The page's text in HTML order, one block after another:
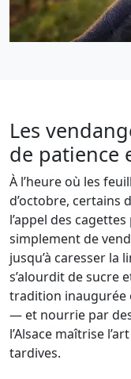
Les
de patience
À l’heure où les
d’octobre, certains
l’appel des
simplement de
jusqu’à caresser la
s’alourdit de sucre
tradition inaugurée
— et nourrie par
l’Alsace maîtrise
tardives.